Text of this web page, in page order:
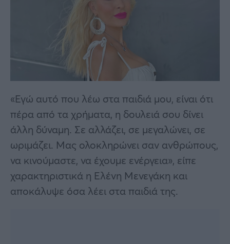
«Εγώ αυτό που λέω στα παιδιά μου, είναι ότι
πέρα από τα χρήματα, η δουλειά σου δίνει
άλλη δύναμη. Σε αλλάζει, σε μεγαλώνει, σε
ωριμάζει. Μας ολοκληρώνει σαν ανθρώπους,
να κινούμαστε, να έχουμε ενέργεια», είπε
χαρακτηριστικά η Ελένη Μενεγάκη και
αποκάλυψε όσα λέει στα παιδιά της.